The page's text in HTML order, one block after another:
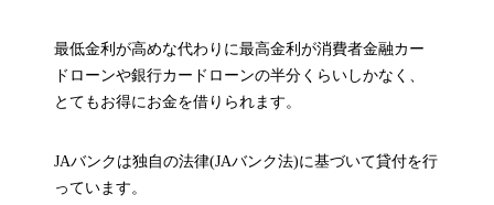
最低金利が高めな代わりに最高金利が消費者金融カー
ドローンや銀行カードローンの半分くらいしかなく、
とてもお得にお金を借りられます。
JAバンクは独自の法律(JAバンク法)に基づいて貸付を行
っています。